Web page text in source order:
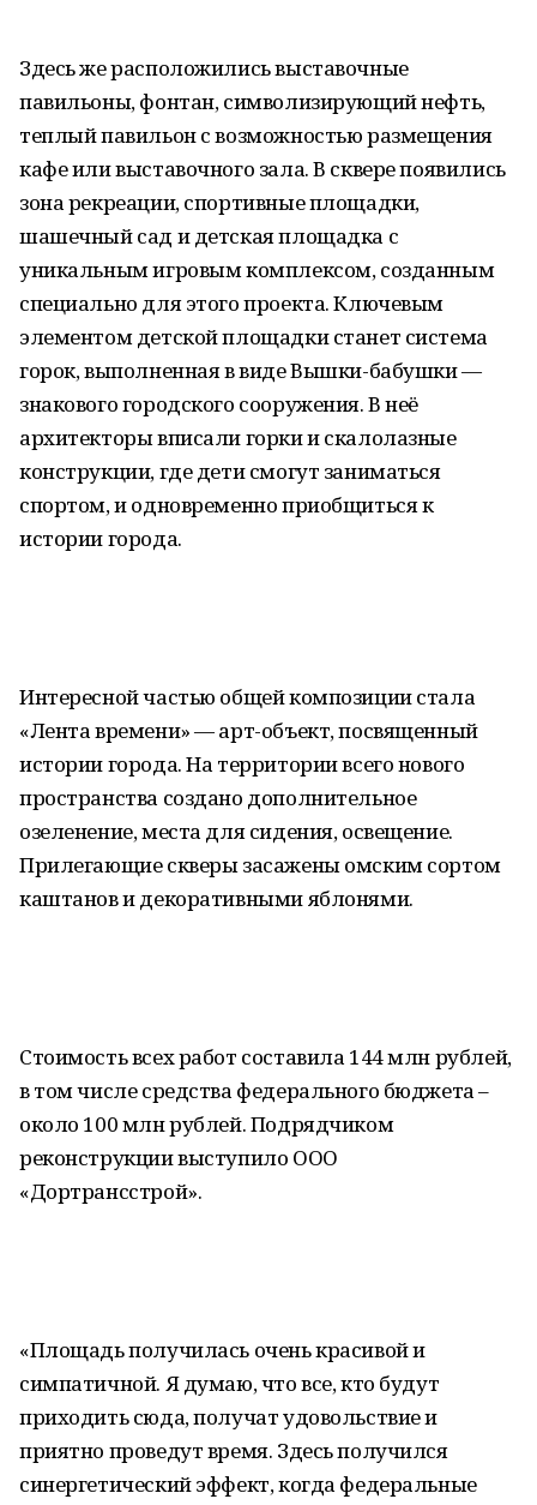
Здесь же расположились выставочные
павильоны, фонтан, символизирующий нефть,
теплый павильон с возможностью размещения
кафе или выставочного зала. В сквере появились
зона рекреации, спортивные площадки,
шашечный сад и детская площадка с
уникальным игровым комплексом, созданным
специально для этого проекта. Ключевым
элементом детской площадки станет система
горок, выполненная в виде Вышки-бабушки —
знакового городского сооружения. В неё
архитекторы вписали горки и скалолазные
конструкции, где дети смогут заниматься
спортом, и одновременно приобщиться к
истории города.
Интересной частью общей композиции стала
«Лента времени» — арт-объект, посвященный
истории города. На территории всего нового
пространства создано дополнительное
озеленение, места для сидения, освещение.
Прилегающие скверы засажены омским сортом
каштанов и декоративными яблонями.
Стоимость всех работ составила 144 млн рублей,
в том числе средства федерального бюджета –
около 100 млн рублей. Подрядчиком
реконструкции выступило ООО
«Дортрансстрой».
«Площадь получилась очень красивой и
симпатичной. Я думаю, что все, кто будут
приходить сюда, получат удовольствие и
приятно проведут время. Здесь получился
синергетический эффект, когда федеральные